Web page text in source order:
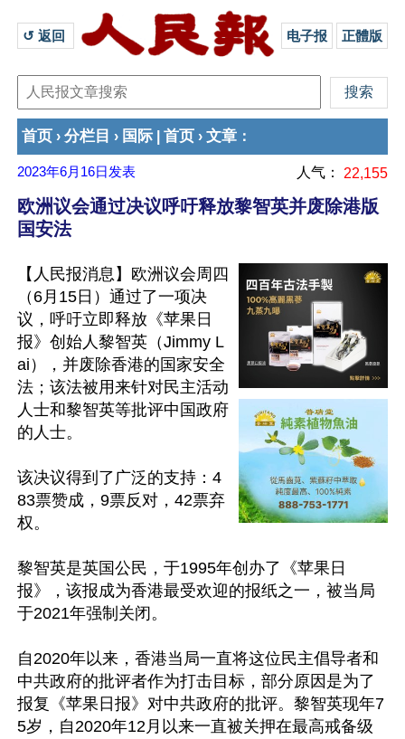
↺ 返回 电子报 正體版
首页 › 分栏目 › 国际 首页 › 文章 ：
2023年6月16日 发表 人气： 22,155
欧洲议会通过决议呼吁释放黎智英并废除港版
国安法
【人民报消息】欧洲议会周四
（6月15日）通过了一项决
议，呼吁立即释放《苹果日
报》创始人黎智英（Jimmy L
ai），并废除香港的国家安全
法；该法被用来针对民主活动
人士和黎智英等批评中国政府
的人士。
该决议得到了广泛的支持：4
83票赞成，9票反对，42票弃
权。
黎智英是英国公民，于1995年创办了《苹果日
报》，该报成为香港最受欢迎的报纸之一，被当局
于2021年强制关闭。
自2020年以来，香港当局一直将这位民主倡导者和
中共政府的批评者作为打击目标，部分原因是为了
报复《苹果日报》对中共政府的批评。黎智英现年7
5岁，自2020年12月以来一直被关押在最高戒备级